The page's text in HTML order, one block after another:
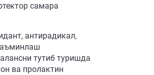
самара
антирадикал,
тутиб туришда
ва пролактин